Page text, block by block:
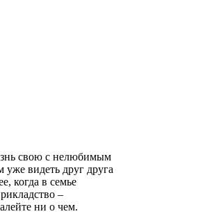
свою с нелюбимым
уже видеть друг друга
когда в семье
–
ни о чем.